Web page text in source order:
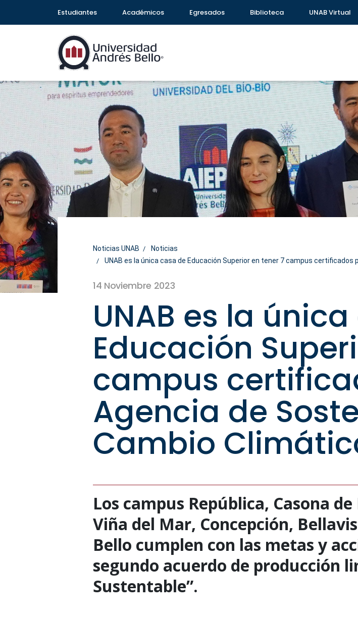
Estudiantes Académicos Egresados Biblioteca UNAB Virtual
Noticias UNAB
Noticias
UNAB es la única casa de Educación Superior en tener 7 campus certificados
14 Noviembre 2023
UNAB es la
Educación
campus
Agencia de
Cambio
Los campus República, Casona
Viña del Mar, Concepción,
Bello cumplen con las metas y
segundo acuerdo de producción
Sustentable”.